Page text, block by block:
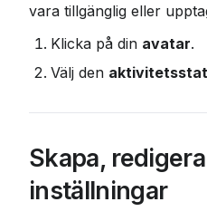
vara tillgänglig eller
Klicka på din avatar.
Välj den
Skapa,
inställningar